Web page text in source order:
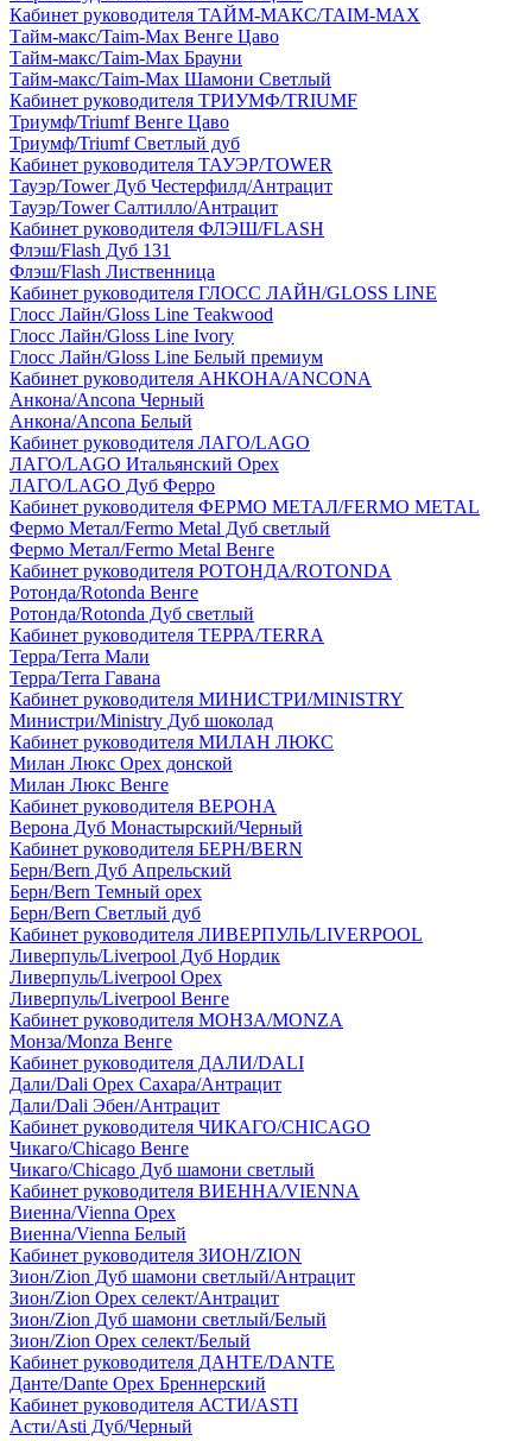
Кабинет руководителя ТАЙМ-МАКС/TAIM-MAX
Тайм-макс/Taim-Max Венге Цаво
Тайм-макс/Taim-Max Брауни
Тайм-макс/Taim-Max Шамони Светлый
Кабинет руководителя ТРИУМФ/TRIUMF
Триумф/Triumf Венге Цаво
Триумф/Triumf Светлый дуб
Кабинет руководителя ТАУЭР/TOWER
Тауэр/Tower Дуб Честерфилд/Антрацит
Тауэр/Tower Салтилло/Антрацит
Кабинет руководителя ФЛЭШ/FLASH
Флэш/Flash Дуб 131
Флэш/Flash Лиственница
Кабинет руководителя ГЛОСС ЛАЙН/GLOSS LINE
Глосс Лайн/Gloss Line Teakwood
Глосс Лайн/Gloss Line Ivory
Глосс Лайн/Gloss Line Белый премиум
Кабинет руководителя АНКОНА/ANCONA
Анкона/Ancona Черный
Анкона/Ancona Белый
Кабинет руководителя ЛАГО/LAGO
ЛАГО/LAGO Итальянский Орех
ЛАГО/LAGO Дуб Ферро
Кабинет руководителя ФЕРМО МЕТАЛ/FERMO METAL
Фермо Метал/Fermo Metal Дуб светлый
Фермо Метал/Fermo Metal Венге
Кабинет руководителя РОТОНДА/ROTONDA
Ротонда/Rotonda Венге
Ротонда/Rotonda Дуб светлый
Кабинет руководителя ТЕРРА/TERRA
Терра/Terra Мали
Терра/Terra Гавана
Кабинет руководителя МИНИСТРИ/MINISTRY
Министри/Ministry Дуб шоколад
Кабинет руководителя МИЛАН ЛЮКС
Милан Люкс Орех донской
Милан Люкс Венге
Кабинет руководителя ВЕРОНА
Верона Дуб Монастырский/Черный
Кабинет руководителя БЕРН/BERN
Берн/Bern Дуб Апрельский
Берн/Bern Темный орех
Берн/Bern Светлый дуб
Кабинет руководителя ЛИВЕРПУЛЬ/LIVERPOOL
Ливерпуль/Liverpool Дуб Нордик
Ливерпуль/Liverpool Орех
Ливерпуль/Liverpool Венге
Кабинет руководителя МОНЗА/MONZA
Монза/Monza Венге
Кабинет руководителя ДАЛИ/DALI
Дали/Dali Орех Cахара/Антрацит
Дали/Dali Эбен/Антрацит
Кабинет руководителя ЧИКАГО/CHICAGO
Чикаго/Chicago Венге
Чикаго/Chicago Дуб шамони светлый
Кабинет руководителя ВИЕННА/VIENNA
Виенна/Vienna Орех
Виенна/Vienna Белый
Кабинет руководителя ЗИОН/ZION
Зион/Zion Дуб шамони светлый/Антрацит
Зион/Zion Орех селект/Антрацит
Зион/Zion Дуб шамони светлый/Белый
Зион/Zion Орех селект/Белый
Кабинет руководителя ДАНТЕ/DANTE
Данте/Dante Орех Бреннерский
Кабинет руководителя АСТИ/ASTI
Асти/Asti Дуб/Черный